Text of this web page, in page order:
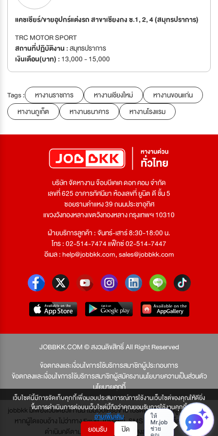
เว็บไซต์นี้มีการจัดเก็บคุกกี้เพื่อมอบประสบการณ์การใช้งานเว็บไซต์ของคุณให้ดียิ่ง
ขึ้นการดำเนินการต่อบนเว็บไซต์นี้ถือว่าคุณยอมรับการใช้งานคุกกี้
อ่านเพิ่มเติม
ยอมรับ ปิด
แคชเชียร์/ขายอุปกร์แต่งรถ สาขาเซียงกง ซ.1, 2, 4 (สมุทรปราการ)
TRC MOTOR SPORT
สถานที่ปฏิบัติงาน :สมุทรปราการ
เงินเดือน(บาท) : 13,000 - 15,000
Tags : หางานราชการ หางานเชียงใหม่
หางานขอนแก่น
หางานภูเก็ต
หางานธนาคาร หางานโรงแรม
บริษัท จัดหางาน จ๊อบบีเคเค ดอท คอม จำกัด
เลขที่ 625 อาคารทัศนียา ห้องเลขที่ ยูนิต ดี ชั้น 5
ซอยรามคำแหง 39 ถนนประชาอุทิศ
แขวงวังทองหลางเขตวังทองหลาง กรุงเทพฯ 10310
ฝ่ายบริการลูกค้า : จันทร์-เสาร์ 8:30-18:00 น.
โทร : 02-514-7474 แฟ็กซ์ 02-514-7447
อีเมล :help@jobbkk.com,sales@jobbkk.com
JOBBKK.COM © สงวนลิขสิทธิ์ All Right Reserved
ข้อตกลงและเงื่อนไขการใช้บริการสมาชิกผู้ประกอบการ
ข้อตกลงและเงื่อนไขการใช้บริการสมาชิกผู้สมัครงานนโยบายความเป็นส่วนตัว
นโยบายคุกกี้
jobbkk มีเพียงเว็บเดียวเท่านั้น ไม่มีเว็บเครือข่าย โปรดอย่าหลงเชื่อผู้แอบอ้าง และ
หากผู้ใดแอบอ้าง ไม่ว่าทาง Email, โทรศัพท์, SMS หรือทางใดก็ตาม จะถูก
ดำเนินคดีตามที่กฎหมายบัญญัติไว้สูงสุด